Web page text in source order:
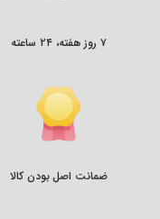
۷ روز هفته، ۲۴ ساعته
ضمانت اصل بودن کالا